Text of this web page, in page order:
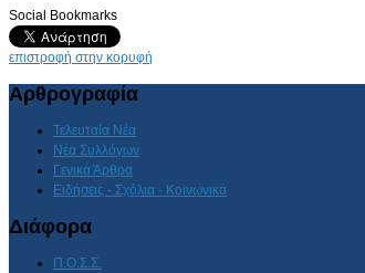
AdmirorGallery 4.5.0 , author/s
Social Bookmarks
επιστροφή στην κορυφή
Αρθρογραφία
Τελευταία Νέα
Νέα Συλλόγων
Γενικά Άρθρα
Ειδήσεις - Σχόλια - Κοινωνικά
Διάφορα
Π.Ο.Σ.Σ.